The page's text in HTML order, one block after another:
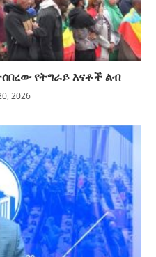
የትግራይ እናቶች ልብ
2026